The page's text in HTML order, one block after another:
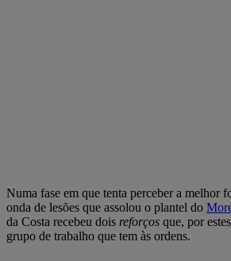
Numa fase em que tenta perceber a melhor
onda de lesões que assolou o plantel do
da Costa recebeu dois reforços que, por
grupo de trabalho que tem às ordens.